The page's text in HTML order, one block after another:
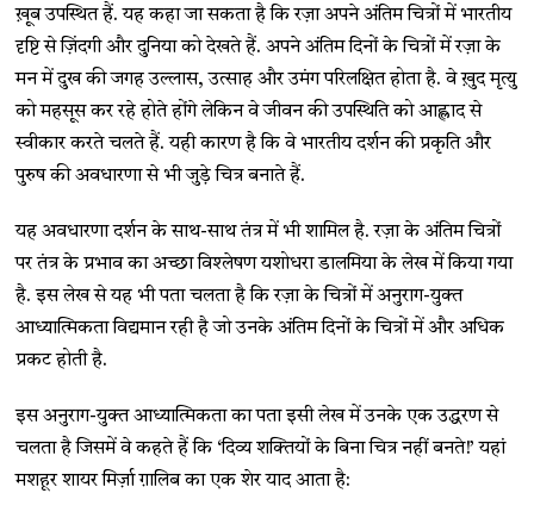
ख़ूब उपस्थित हैं. यह कहा जा सकता है कि रज़ा अपने अंतिम चित्रों में भारतीय
दृष्टि से ज़िंदगी और दुनिया को देखते हैं. अपने अंतिम दिनों के चित्रों में रज़ा के
मन में दुख की जगह उल्लास, उत्साह और उमंग परिलक्षित होता है. वे ख़ुद मृत्यु
को महसूस कर रहे होते होंगे लेकिन वे जीवन की उपस्थिति को आह्लाद से
स्वीकार करते चलते हैं. यही कारण है कि वे भारतीय दर्शन की प्रकृति और
पुरुष की अवधारणा से भी जुड़े चित्र बनाते हैं.
यह अवधारणा दर्शन के साथ-साथ तंत्र में भी शामिल है. रज़ा के अंतिम चित्रों
पर तंत्र के प्रभाव का अच्छा विश्लेषण यशोधरा डालमिया के लेख में किया गया
है. इस लेख से यह भी पता चलता है कि रज़ा के चित्रों में अनुराग-युक्त
आध्यात्मिकता विद्यमान रही है जो उनके अंतिम दिनों के चित्रों में और अधिक
प्रकट होती है.
इस अनुराग-युक्त आध्यात्मिकता का पता इसी लेख में उनके एक उद्धरण से
चलता है जिसमें वे कहते हैं कि ‘दिव्य शक्तियों के बिना चित्र नहीं बनते!’ यहां
मशहूर शायर मिर्ज़ा ग़ालिब का एक शेर याद आता है: